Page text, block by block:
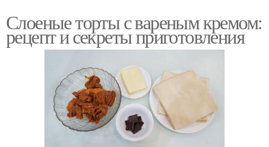
Слоеные торты с вареным кремом:
рецепт и секреты приготовления